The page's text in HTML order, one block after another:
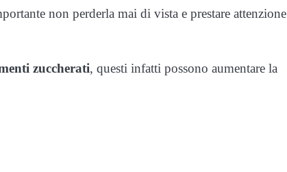
non perderla mai di vista e prestare attenzione
zuccherati, questi infatti possono aumentare la